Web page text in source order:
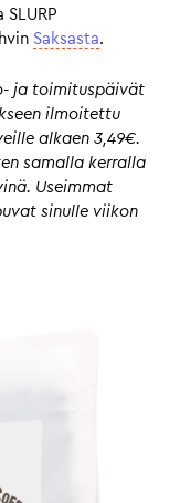
Saksasta.
ja toimituspäivät
ilmoitettu
alkaen 3,49€.
samalla kerralla
Useimmat
sinulle viikon